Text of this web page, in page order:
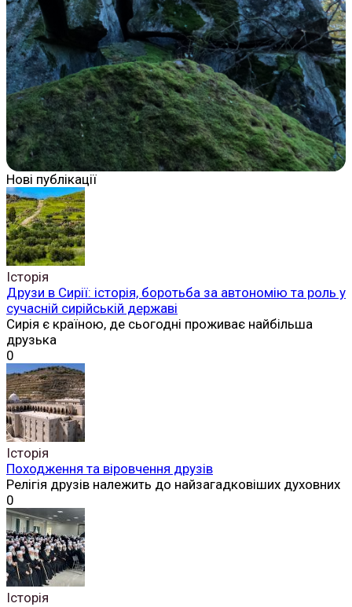
Нові публікації
Історія
Друзи в Сирії: історія, боротьба за автономію та роль у
сучасній сирійській державі
Сирія є країною, де сьогодні проживає найбільша
друзька
0
Історія
Походження та віровчення друзів
Релігія друзів належить до найзагадковіших духовних
0
Історія